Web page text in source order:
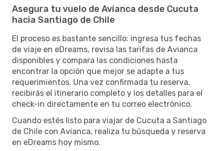
Asegura tu vuelo de Avianca desde Cucuta
hacia Santiago de Chile
El proceso es bastante sencillo: ingresa tus fechas
de viaje en eDreams, revisa las tarifas de Avianca
disponibles y compara las condiciones hasta
encontrar la opción que mejor se adapte a tus
requerimientos. Una vez confirmada tu reserva,
recibirás el itinerario completo y los detalles para el
check-in directamente en tu correo electrónico.
Cuando estés listo para viajar de Cucuta a Santiago
de Chile con Avianca, realiza tu búsqueda y reserva
en eDreams hoy mismo.